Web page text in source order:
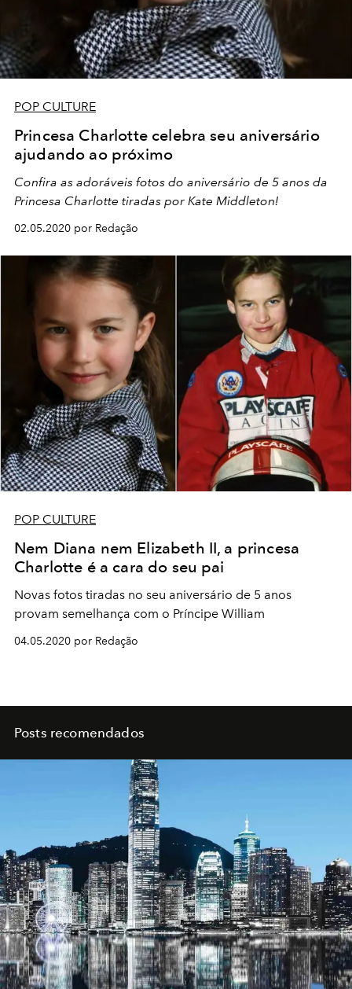
POP CULTURE
Princesa Charlotte celebra seu aniversário
ajudando ao próximo
Confira as adoráveis fotos do aniversário de 5 anos da
Princesa Charlotte tiradas por Kate Middleton!
02.05.2020 por Redação
POP CULTURE
Nem Diana nem Elizabeth II, a princesa
Charlotte é a cara do seu pai
Novas fotos tiradas no seu aniversário de 5 anos
provam semelhança com o Príncipe William
04.05.2020 por Redação
Posts recomendados